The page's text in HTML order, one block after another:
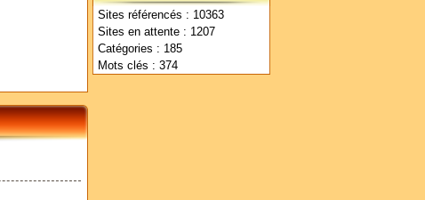
Sites référencés : 10363
Sites en attente : 1207
Catégories : 185
Mots clés : 374